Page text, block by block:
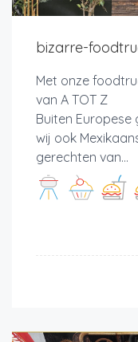
bizarre-
Met onze
van A TOT Z
Buiten
wij ook
gerechten van...